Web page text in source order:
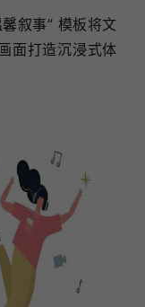
叙事” 模板将文
面打造沉浸式体